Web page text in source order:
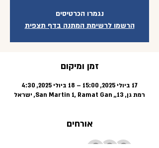
נגמרו הכרטיסים
הרשמו לרשימת המתנה בדף תצפית
זמן ומיקום
17 ביולי 2025, 15:00 – 18 ביולי 2025, 4:30
רמת גן, 13,, San Martin 1, Ramat Gan, ישראל
אורחים